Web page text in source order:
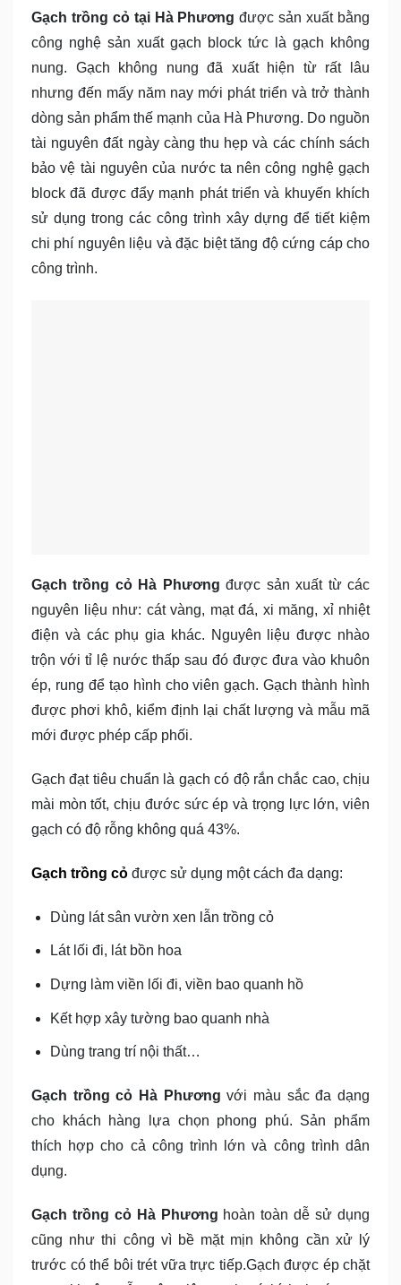
Gạch trồng cỏ tại Hà Phương được sản xuất bằng
công nghệ sản xuất gạch block tức là gạch không
nung. Gạch không nung đã xuất hiện từ rất lâu
nhưng đến mấy năm nay mới phát triển và trở thành
dòng sản phẩm thế mạnh của Hà Phương. Do nguồn
tài nguyên đất ngày càng thu hẹp và các chính sách
bảo vệ tài nguyên của nước ta nên công nghệ gạch
block đã được đẩy mạnh phát triển và khuyến khích
sử dụng trong các công trình xây dựng để tiết kiệm
chi phí nguyên liệu và đặc biệt tăng độ cứng cáp cho
công trình.
Gạch trồng cỏ Hà Phươngđược sản xuất từ các
nguyên liệu như: cát vàng, mạt đá, xi măng, xỉ nhiệt
điện và các phụ gia khác. Nguyên liệu được nhào
trộn với tỉ lệ nước thấp sau đó được đưa vào khuôn
ép, rung để tạo hình cho viên gạch. Gạch thành hình
được phơi khô, kiểm định lại chất lượng và mẫu mã
mới được phép cấp phối.
Gạch đạt tiêu chuẩn là gạch có độ rắn chắc cao, chịu
mài mòn tốt, chịu đước sức ép và trọng lực lớn, viên
gạch có độ rỗng không quá 43%.
Gạch trồng cỏ được sử dụng một cách đa dạng:
Dùng lát sân vườn xen lẫn trồng cỏ
Lát lối đi, lát bồn hoa
Dựng làm viền lối đi, viền bao quanh hồ
Kết hợp xây tường bao quanh nhà
Dùng trang trí nội thất…
Gạch trồng cỏ Hà Phương với màu sắc đa dạng
cho khách hàng lựa chọn phong phú. Sản phẩm
thích hợp cho cả công trình lớn và công trình dân
dụng.
Gạch trồng cỏ Hà Phương hoàn toàn dễ sử dụng
cũng như thi công vì bề mặt mịn không cần xử lý
trước có thể bôi trét vữa trực tiếp.Gạch được ép chặt